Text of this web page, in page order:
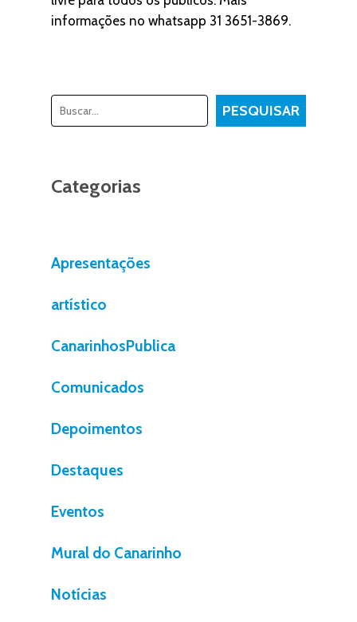
informações no whatsapp 31 3651-3869.
Pesquisar PESQUISAR
Categorias
Apresentações
artístico
CanarinhosPublica
Comunicados
Depoimentos
Destaques
Eventos
Mural do Canarinho
Notícias